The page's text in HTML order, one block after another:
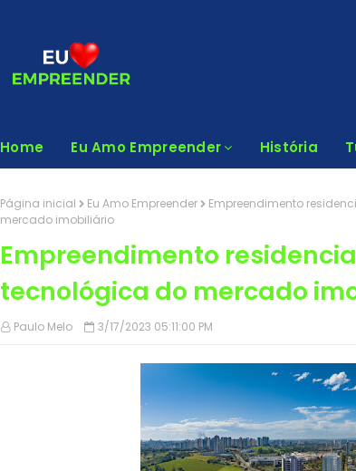
Home Eu Amo Empreender História
Página inicial Eu Amo Empreender
Empreendimento
mercado imobiliário
Empreendimento
tecnológica do mercado
Paulo Melo 3/17/2023 05:11:00 PM